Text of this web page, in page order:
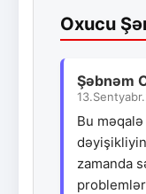
Oxucu
Şəbnəm
Bu məqalə
zamanda